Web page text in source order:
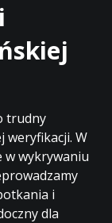
trudny
weryfikacji. W
w wykrywaniu
i
dla